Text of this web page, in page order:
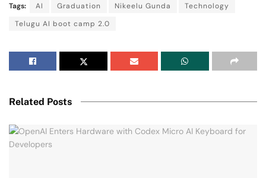
Tags: AI Graduation Nikeelu Gunda
Technology
Telugu AI boot camp 2.0
Related Posts